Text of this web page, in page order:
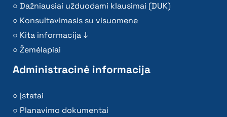
Dažniausiai užduodami klausimai (DUK)
Konsultavimasis su visuomene
Kita informacija ↓
Žemėlapiai
Administracinė informacija
Įstatai
Planavimo dokumentai